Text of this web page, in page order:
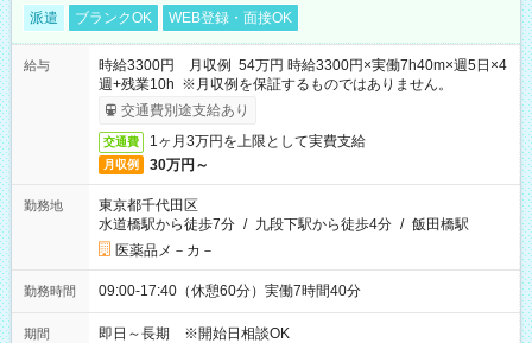
派遣 ブランクOK WEB登録・面接OK
給与
時給3300円 月収例 54万円 時給3300円×実働7h40m×週5日×4
週+残業10h ※月収例を保証するものではありません。
交通費別途支給あり
交通費 1ヶ月3万円を上限として実費支給
月収例 30万円～
勤務地
東京都千代田区
水道橋駅から徒歩7分 / 九段下駅から徒歩4分 / 飯田橋駅
医薬品メ－カ－
勤務時間 09:00-17:40（休憩60分）実働7時間40分
期間 即日～長期 ※開始日相談OK